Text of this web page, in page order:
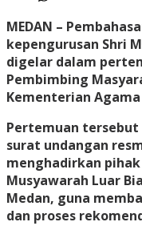
MEDAN –
kepengurusan Shri
digelar dalam
Pembimbing
Kementerian
Pertemuan
surat undangan
menghadirkan
Musyawarah Luar
Medan, guna
dan proses